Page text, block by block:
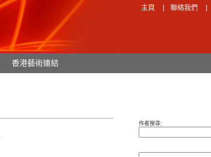
主頁 | 聯絡我們 |
香港藝術連結
作者搜尋: